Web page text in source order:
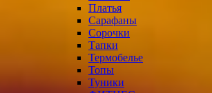
Платья
Сарафаны
Сорочки
Тапки
Термобелье
Топы
Туники